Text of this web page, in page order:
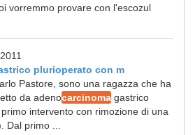
vorremmo provare con l'escozul
plurioperato con m
Pastore, sono una ragazza che ha
da adenocarcinoma gastrico
intervento con rimozione di una
Dal primo ...